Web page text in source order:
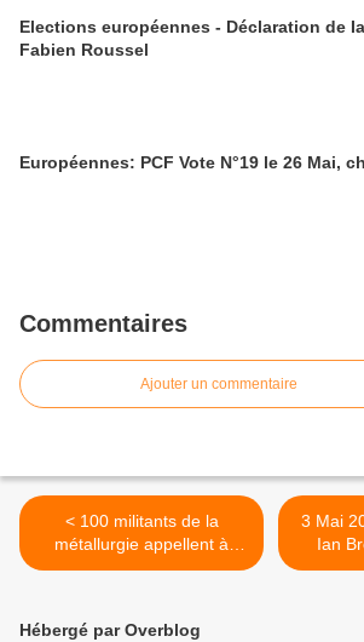
Elections européennes - Déclaration de Ian Brossat et
Fabien Roussel
Européennes: PCF Vote N°19 le 26 Mai,
Commentaires
Ajouter un commentaire
< 100 militants de la
métallurgie appellent à
voter Ian Brossat !
3 Mai
Hébergé par Overblog